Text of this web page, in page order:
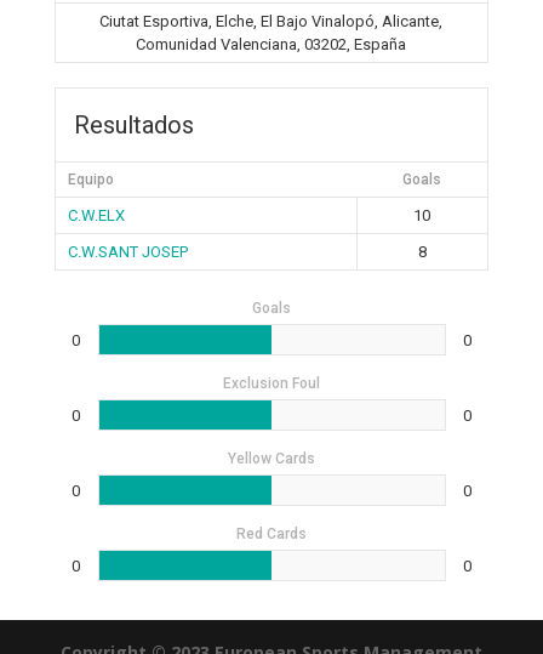
Ciutat Esportiva, Elche, El Bajo Vinalopó, Alicante,
Comunidad Valenciana, 03202, España
Resultados
Equipo Goals
C.W.ELX
10
C.W.SANT JOSEP
8
Goals
0 0
Exclusion Foul
0 0
Yellow Cards
0 0
Red Cards
0 0